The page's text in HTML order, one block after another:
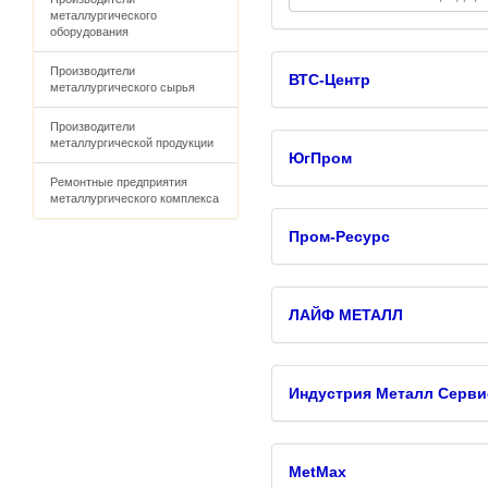
металлургического
оборудования
Производители
металлургического сырья
Производители
металлургической продукции
Ремонтные предприятия
металлургического комплекса
ВТС-Центр
ЮгПром
Пром-Ресурс
ЛАЙФ МЕТАЛЛ
Индустрия Металл
MetMax